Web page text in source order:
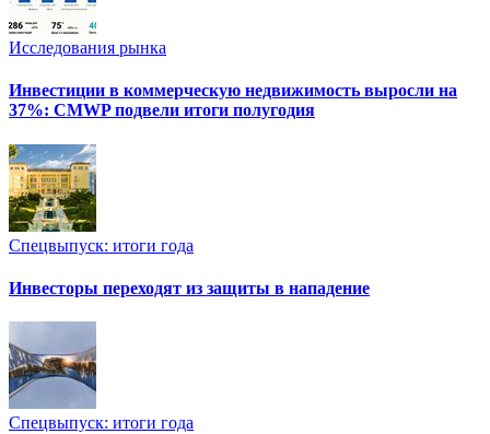
Исследования рынка
Инвестиции в коммерческую недвижимость выросли на
37%: CMWP подвели итоги полугодия
Спецвыпуск: итоги года
Инвесторы переходят из защиты в нападение
Спецвыпуск: итоги года